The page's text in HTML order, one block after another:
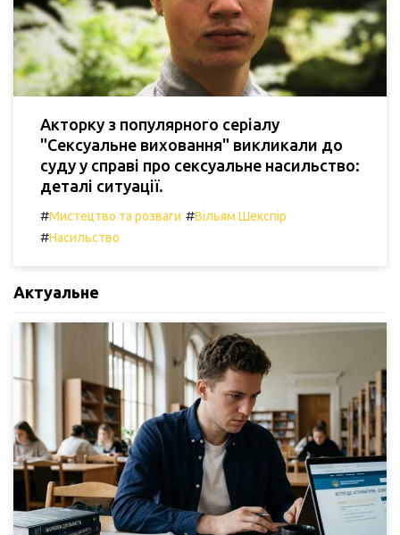
Акторку з популярного серіалу
"Сексуальне виховання" викликали до
суду у справі про сексуальне насильство:
деталі ситуації.
#Мистецтво та розваги #Вільям Шекспір
#Насильство
Актуальне